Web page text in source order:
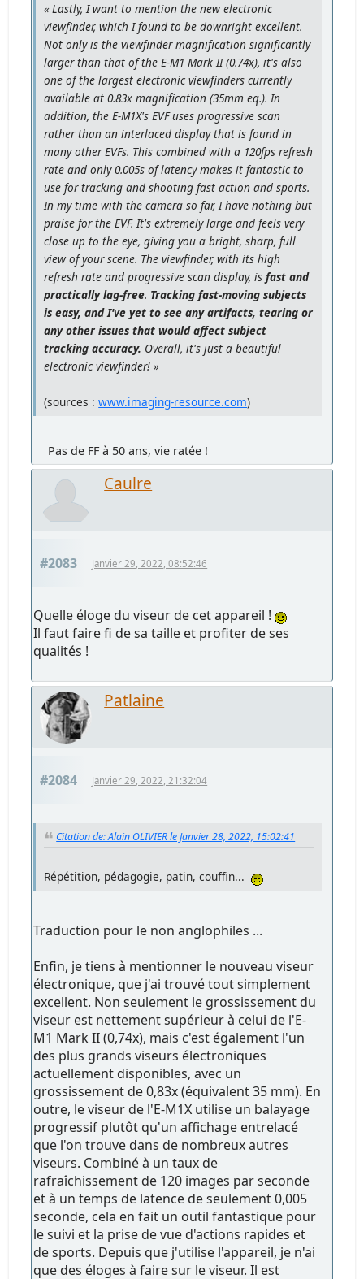
« Lastly, I want to mention the new electronic
viewfinder, which I found to be downright excellent.
Not only is the viewfinder magnification significantly
larger than that of the E-M1 Mark II (0.74x), it's also
one of the largest electronic viewfinders currently
available at 0.83x magnification (35mm eq.). In
addition, the E-M1X's EVF uses progressive scan
rather than an interlaced display that is found in
many other EVFs. This combined with a 120fps refresh
rate and only 0.005s of latency makes it fantastic to
use for tracking and shooting fast action and sports.
In my time with the camera so far, I have nothing but
praise for the EVF. It's extremely large and feels very
close up to the eye, giving you a bright, sharp, full
view of your scene. The viewfinder, with its high
refresh rate and progressive scan display, isfast and
practically lag-free. Tracking fast-moving subjects
is easy, and I've yet to see any artifacts, tearing or
any other issues that would affect subject
tracking accuracy. Overall, it's just a beautiful
electronic viewfinder! »
(sources :www.imaging-resource.com)
Pas de FF à 50 ans, vie ratée !
Caulre
#2083 Janvier 29, 2022, 08:52:46
Quelle éloge du viseur de cet appareil !
Il faut faire fi de sa taille et profiter de ses
qualités !
Patlaine
#2084 Janvier 29, 2022, 21:32:04
Citation de: Alain OLIVIER le Janvier 28, 2022, 15:02:41
Répétition, pédagogie, patin, couffin...
Traduction pour le non anglophiles ...
Enfin, je tiens à mentionner le nouveau viseur
électronique, que j'ai trouvé tout simplement
excellent. Non seulement le grossissement du
viseur est nettement supérieur à celui de l'E-
M1 Mark II (0,74x), mais c'est également l'un
des plus grands viseurs électroniques
actuellement disponibles, avec un
grossissement de 0,83x (équivalent 35 mm). En
outre, le viseur de l'E-M1X utilise un balayage
progressif plutôt qu'un affichage entrelacé
que l'on trouve dans de nombreux autres
viseurs. Combiné à un taux de
rafraîchissement de 120 images par seconde
et à un temps de latence de seulement 0,005
seconde, cela en fait un outil fantastique pour
le suivi et la prise de vue d'actions rapides et
de sports. Depuis que j'utilise l'appareil, je n'ai
que des éloges à faire sur le viseur. Il est